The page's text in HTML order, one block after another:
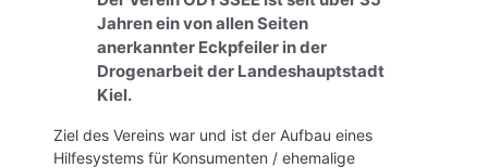
Jahren ein von allen Seiten
anerkannter Eckpfeiler in der
Drogenarbeit der Landeshauptstadt
Kiel.
Ziel des Vereins war und ist der Aufbau eines
Hilfesystems für Konsumenten / ehemalige